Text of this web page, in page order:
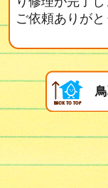
ご依頼ありがと